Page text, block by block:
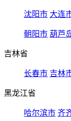
沈阳市 大连
朝阳市 葫芦
吉林省
长春市 吉林
黑龙江省
哈尔滨市 齐